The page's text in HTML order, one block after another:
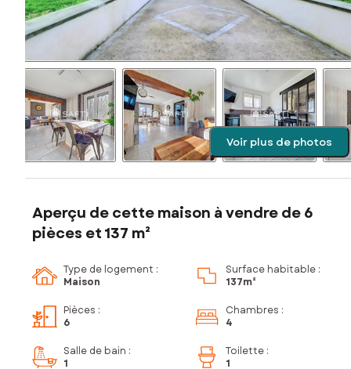
Voir plus de photos
Aperçu de cette maison à vendre de 6
pièces et 137 m²
Type de logement :
Maison
Surface habitable :
137m²
Pièces :
6
Chambres :
4
Salle de bain :
1
Toilette :
1